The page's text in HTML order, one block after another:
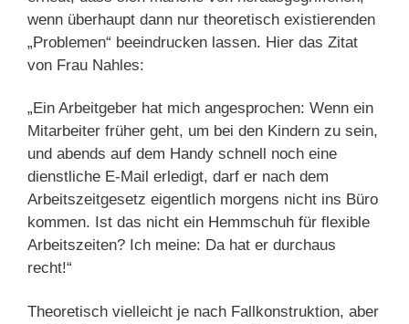
wenn überhaupt dann nur theoretisch existierenden
„Problemen“ beeindrucken lassen. Hier das Zitat
von Frau Nahles:
„Ein Arbeitgeber hat mich angesprochen: Wenn ein
Mitarbeiter früher geht, um bei den Kindern zu sein,
und abends auf dem Handy schnell noch eine
dienstliche E-Mail erledigt, darf er nach dem
Arbeitszeitgesetz eigentlich morgens nicht ins Büro
kommen. Ist das nicht ein Hemmschuh für flexible
Arbeitszeiten? Ich meine: Da hat er durchaus
recht!“
Theoretisch vielleicht je nach Fallkonstruktion, aber